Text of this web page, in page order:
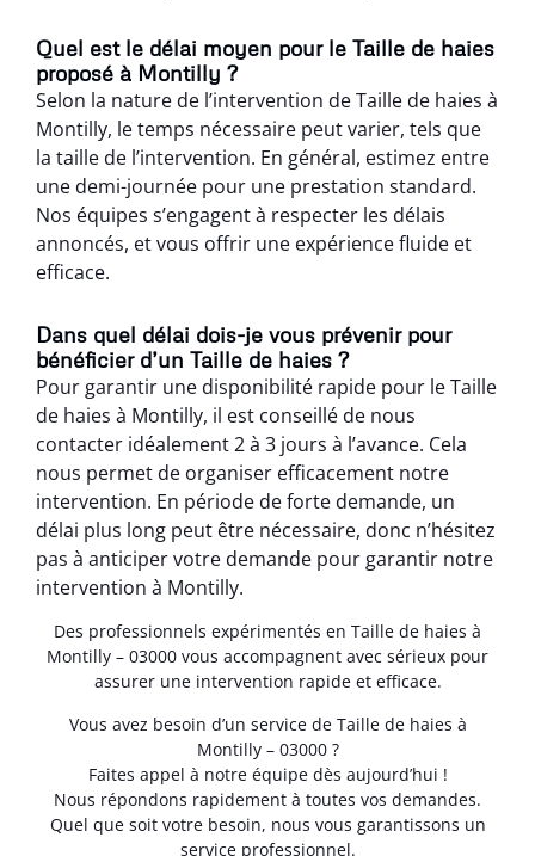
Quel est le délai moyen pour le Taille de haies
proposé à Montilly ?
Selon la nature de l’intervention de Taille de haies à
Montilly, le temps nécessaire peut varier, tels que
la taille de l’intervention. En général, estimez entre
une demi-journée pour une prestation standard.
Nos équipes s’engagent à respecter les délais
annoncés, et vous offrir une expérience fluide et
efficace.
Dans quel délai dois-je vous prévenir pour
bénéficier d’un Taille de haies ?
Pour garantir une disponibilité rapide pour le Taille
de haies à Montilly, il est conseillé de nous
contacter idéalement 2 à 3 jours à l’avance. Cela
nous permet de organiser efficacement notre
intervention. En période de forte demande, un
délai plus long peut être nécessaire, donc n’hésitez
pas à anticiper votre demande pour garantir notre
intervention à Montilly.
Des professionnels expérimentés en Taille de haies à
Montilly – 03000 vous accompagnent avec sérieux pour
assurer une intervention rapide et efficace.
Vous avez besoin d’un service de Taille de haies à
Montilly – 03000 ?
Faites appel à notre équipe dès aujourd’hui !
Nous répondons rapidement à toutes vos demandes.
Quel que soit votre besoin, nous vous garantissons un
service professionnel.